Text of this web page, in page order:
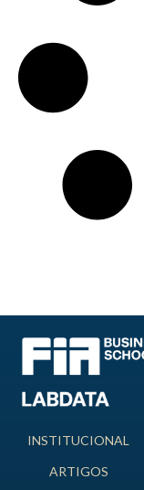
INSTITUCIONAL
ARTIGOS